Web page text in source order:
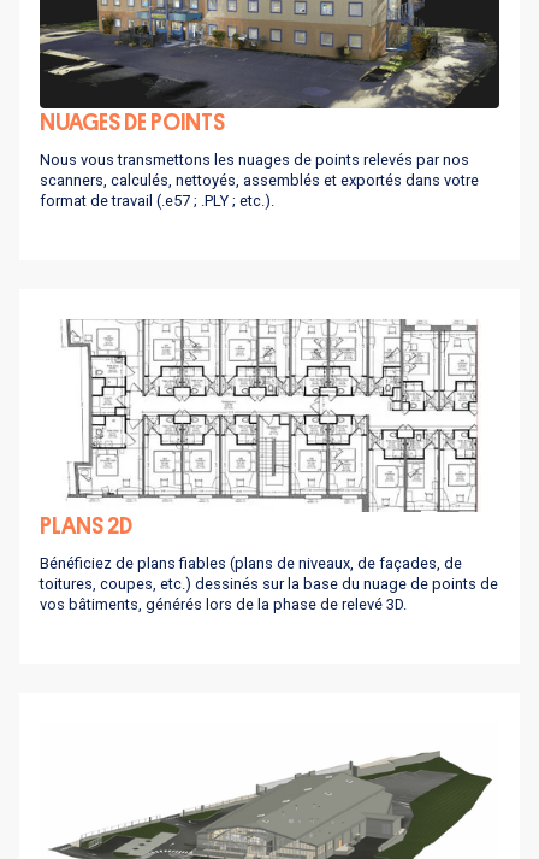
NUAGES DE POINTS
Nous vous transmettons les nuages de points relevés par nos
scanners, calculés, nettoyés, assemblés et exportés dans votre
format de travail (.e57 ; .PLY ; etc.).
PLANS 2D
Bénéficiez de plans fiables (plans de niveaux, de façades, de
toitures, coupes, etc.) dessinés sur la base du nuage de points de
vos bâtiments, générés lors de la phase de relevé 3D.